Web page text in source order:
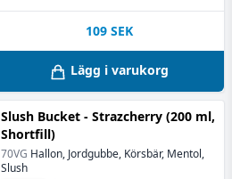
109 SEK
Lägg i varukorg
Slush Bucket - Strazcherry (200 ml,
Shortfill)
70VG Hallon, Jordgubbe, Körsbär, Mentol,
Slush